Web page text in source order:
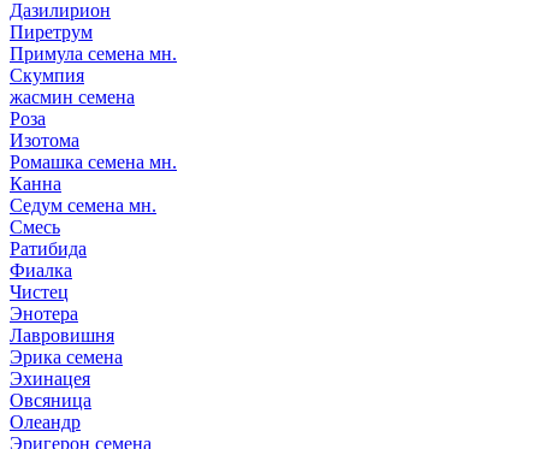
Дазилирион
Пиретрум
Примула семена мн.
Скумпия
жасмин семена
Роза
Изотома
Ромашка семена мн.
Канна
Седум семена мн.
Смесь
Ратибида
Фиалка
Чистец
Энотера
Лавровишня
Эрика семена
Эхинацея
Овсяница
Олеандр
Эригерон семена